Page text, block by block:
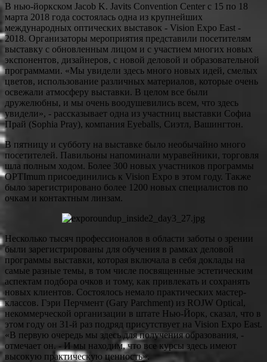
В нью-йоркском Jacob K. Javits Convention Center с 15 по 18
марта 2018 года состоялась одна из крупнейших
международных оптических выставок - Vision Expo East -
2018. Организаторы мероприятия представили посетителям
выставку с обновленным лицом и с участием многих новых
экспонентов, дизайнеров, с новой деловой и образовательной
программами. «Мы увидели здесь много новых идей, смелых
цветов, использование различных материалов, которые очень
освежали атмосферу выставки. В целом все были
дружелюбны, и мы очень воодушевились всем, что здесь
увидели», - рассказывает одна из участниц выставки Софиа
Прай (Sophia Pray), компания Eyeballs, Сиэтл, Вашингтон.
В пятницу и субботу на выставке было необычайно много
посетителей. Павильоны напоминали муравейники, торговля
шла полным ходом. Более 300 новых участников программы
OPTImum присоединились к Vision Expo в этом году. Также
было зарегистрировано более 1200 новых специалистов по
очкам и контактным линзам.
Несколько тысяч профессионалов в области заботы о зрении
были зарегистрированы для обучения в рамках деловой
программы выставки, которая включала в себя доклады на
самые разные темы, в том числе посвященные эстетическим
аспектам подбора очков и тому, как привлекать и сохранять
новых клиентов. Состоялось немало практических мастер-
классов. Гэри Перчмент (Gary Parchment) из ROJW Optical,
некоммерческой организации в штате Нью-Йорк, сказал, что в
этом году он 31-й раз подряд присутствует на Vision Expo East.
«В первую очередь мы здесь для получения образования, -
отмечает он. - И мы находим, что все курсы здесь имеют
высокую практическую ценность».